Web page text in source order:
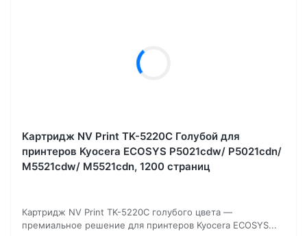
Картридж NV Print TK-5220C Голубой для
принтеров Kyocera ECOSYS P5021cdw/ P5021cdn/
M5521cdw/ M5521cdn, 1200 страниц
Картридж NV Print TK-5220C голубого цвета —
премиальное решение для принтеров Kyocera ECOSYS...